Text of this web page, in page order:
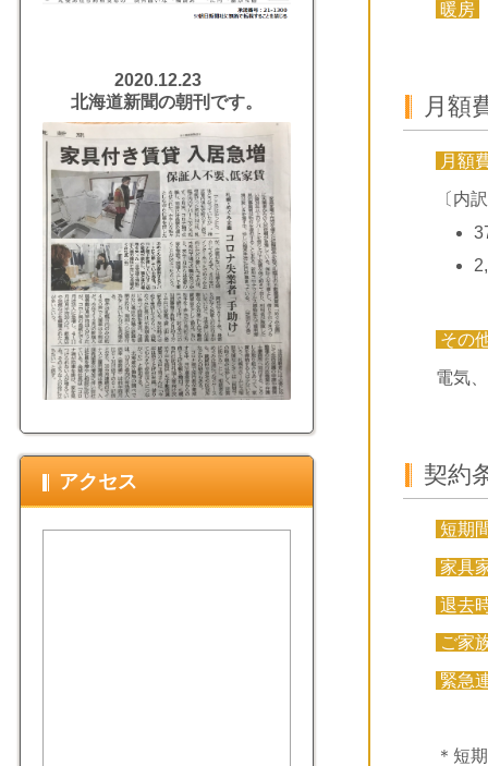
暖房
月額
月額
〔内
その
電気
契約
短期
家具
退去
ご家
緊急
＊短
2020.12.23
北海道新聞の朝刊です。
アクセス